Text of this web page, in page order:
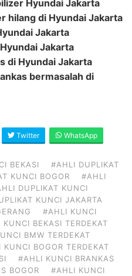
Hyundai Jakarta
hilang di Hyundai Jakarta
Jakarta
Jakarta
di Hyundai Jakarta
bermasalah di
Twitter WhatsApp
BEKASI
#AHLI DUPLIKAT
KUNCI BOGOR
#AHLI
DUPLIKAT KUNCI
KUNCI JAKARTA
#AHLI KUNCI
BEKASI TERDEKAT
BMW TERDEKAT
KUNCI BOGOR TERDEKAT
#AHLI KUNCI BRANKAS
BOGOR
#AHLI KUNCI